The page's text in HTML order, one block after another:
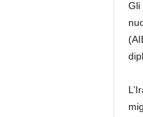
Gli